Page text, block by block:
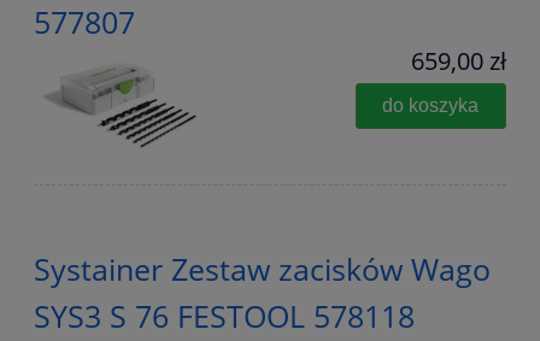
577807
659,00 zł
do koszyka
Systainer Zestaw zacisków Wago
SYS3 S 76 FESTOOL 578118